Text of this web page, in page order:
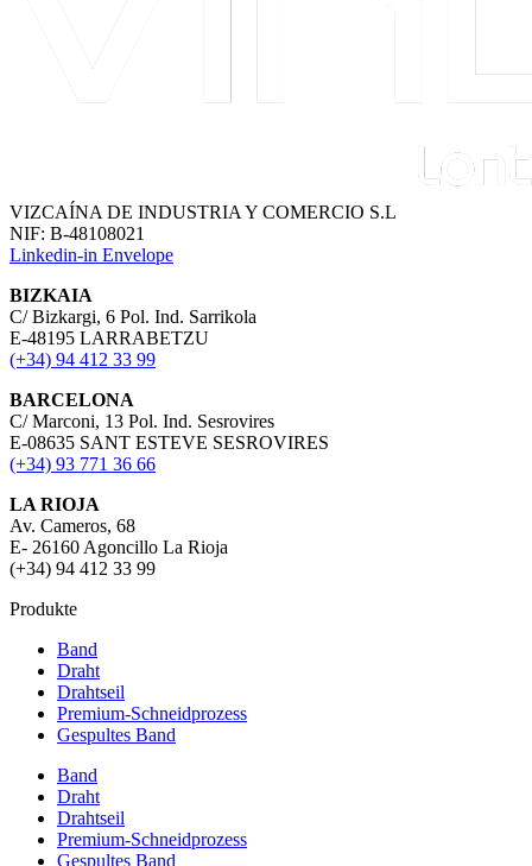
VIZCAÍNA DE INDUSTRIA Y COMERCIO S.L
NIF: B-48108021
Linkedin-in Envelope
BIZKAIA
C/ Bizkargi, 6 Pol. Ind. Sarrikola
E-48195 LARRABETZU
(+34) 94 412 33 99
BARCELONA
C/ Marconi, 13 Pol. Ind. Sesrovires
E-08635 SANT ESTEVE SESROVIRES
(+34) 93 771 36 66
LA RIOJA
Av. Cameros, 68
E- 26160 Agoncillo La Rioja
(+34) 94 412 33 99
Produkte
Band
Draht
Drahtseil
Premium-Schneidprozess
Gespultes Band
Band
Draht
Drahtseil
Premium-Schneidprozess
Gespultes Band